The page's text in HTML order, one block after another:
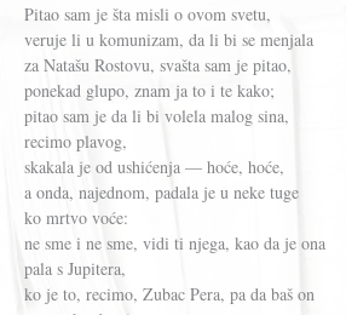
Pitao sam je šta misli o ovom svetu,
veruje li u komunizam, da li bi se menjala
za Natašu Rostovu, svašta sam je pitao,
ponekad glupo, znam ja to i te kako;
pitao sam je da li bi volela malog sina,
recimo plavog,
skakala je od ushićenja — hoće, hoće,
a onda, najednom, padala je u neke tuge
ko mrtvo voće:
ne sme i ne sme, vidi ti njega, kao da je ona
pala s Jupitera,
ko je to, recimo, Zubac Pera, pa da baš on